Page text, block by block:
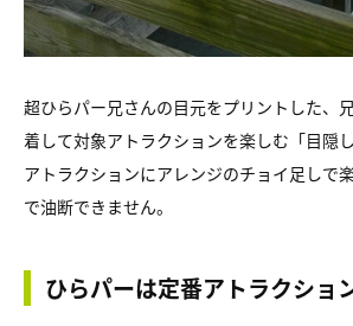
超ひらパー兄さんの目元をプリントした、
着して対象アトラクションを楽しむ「目隠
アトラクションにアレンジのチョイ足しで
で油断できません。
ひらパーは定番アトラクショ